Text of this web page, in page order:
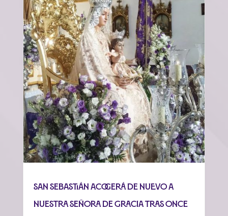
San Sebastián acogerá de nuevo a
Nuestra Señora de Gracia tras once